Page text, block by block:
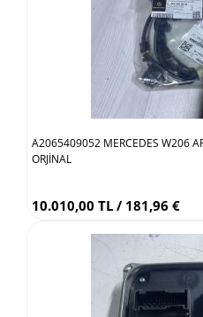
A2065409052 MERCEDES W206
ORJİNAL
10.010,00 TL / 181,96 €